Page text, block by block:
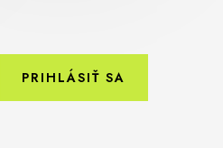
PRIHLÁSIŤ SA